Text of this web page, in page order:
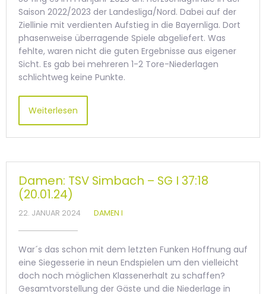
Saison 2022/2023 der Landesliga/Nord. Dabei auf der
Ziellinie mit verdienten Aufstieg in die Bayernliga. Dort
phasenweise überragende Spiele abgeliefert. Was
fehlte, waren nicht die guten Ergebnisse aus eigener
Sicht. Es gab bei mehreren 1-2 Tore-Niederlagen
schlichtweg keine Punkte.
Weiterlesen
Damen: TSV Simbach – SG I 37:18
(20.01.24)
22. JANUAR 2024 DAMEN I
War´s das schon mit dem letzten Funken Hoffnung auf
eine Siegesserie in neun Endspielen um den vielleicht
doch noch möglichen Klassenerhalt zu schaffen?
Gesamtvorstellung der Gäste und die Niederlage in